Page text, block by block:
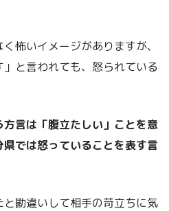
怖いイメージがありますが、
」と言われても、怒られている
方言は「腹立たしい」ことを意
では怒っていることを表す言
と勘違いして相手の苛立ちに気